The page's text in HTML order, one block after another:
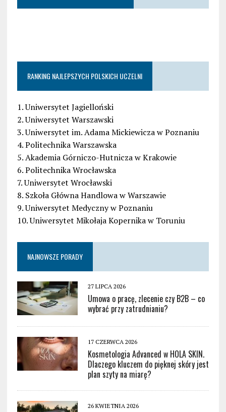
RANKING NAJLEPSZYCH POLSKICH UCZELNI
1. Uniwersytet Jagielloński
2. Uniwersytet Warszawski
3. Uniwersytet im. Adama Mickiewicza w Poznaniu
4. Politechnika Warszawska
5. Akademia Górniczo-Hutnicza w Krakowie
6. Politechnika Wrocławska
7. Uniwersytet Wrocławski
8. Szkoła Główna Handlowa w Warszawie
9. Uniwersytet Medyczny w Poznaniu
10. Uniwersytet Mikołaja Kopernika w Toruniu
NAJNOWSZE PORADY
27 LIPCA 2026
Umowa o pracę, zlecenie czy B2B – co
wybrać przy zatrudnianiu?
17 CZERWCA 2026
Kosmetologia Advanced w HOLA SKIN.
Dlaczego kluczem do pięknej skóry jest
plan szyty na miarę?
26 KWIETNIA 2026